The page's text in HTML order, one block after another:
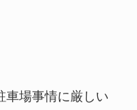
車場事情に厳しい